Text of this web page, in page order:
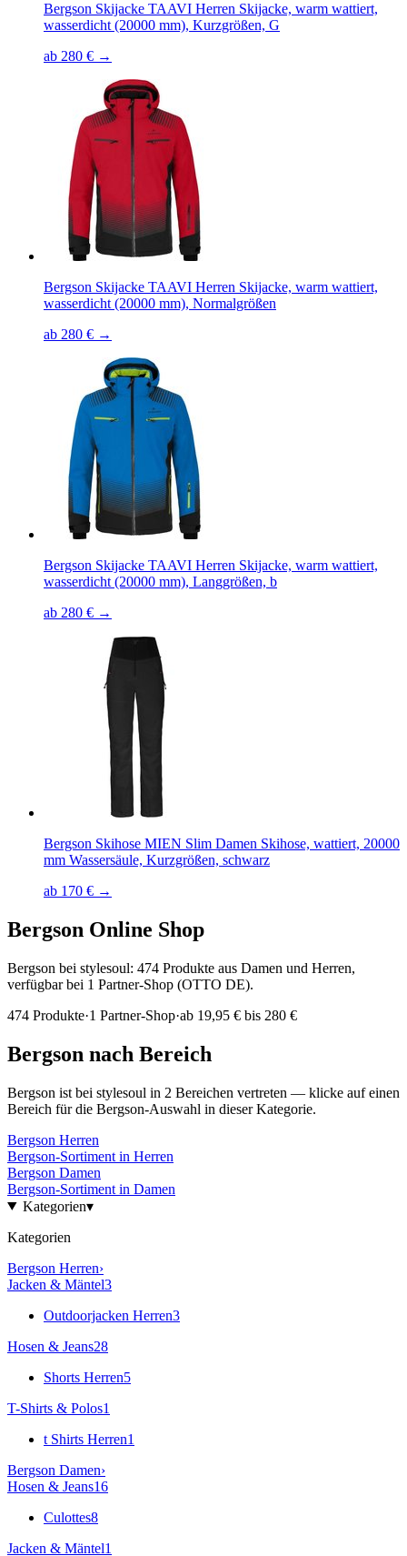
Bergson Skijacke TAAVI Herren Skijacke, warm wattiert,
wasserdicht (20000 mm), Kurzgrößen, G
ab 280 € →
Bergson Skijacke TAAVI Herren Skijacke, warm wattiert,
wasserdicht (20000 mm), Normalgrößen
ab 280 € →
Bergson Skijacke TAAVI Herren Skijacke, warm wattiert,
wasserdicht (20000 mm), Langgrößen, b
ab 280 € →
Bergson Skihose MIEN Slim Damen Skihose, wattiert, 20000
mm Wassersäule, Kurzgrößen, schwarz
ab 170 € →
Bergson Online Shop
Bergson bei stylesoul: 474 Produkte aus Damen und Herren,
verfügbar bei 1 Partner-Shop (OTTO DE).
474 Produkte·1 Partner-Shop·ab 19,95 € bis 280 €
Bergson nach Bereich
Bergson ist bei stylesoul in 2 Bereichen vertreten — klicke auf einen
Bereich für die Bergson-Auswahl in dieser Kategorie.
Bergson Herren
Bergson-Sortiment in Herren
Bergson Damen
Bergson-Sortiment in Damen
Kategorien▾
Kategorien
Bergson Herren›
Jacken & Mäntel3
Outdoorjacken Herren3
Hosen & Jeans28
Shorts Herren5
T-Shirts & Polos1
t Shirts Herren1
Bergson Damen›
Hosen & Jeans16
Culottes8
Jacken & Mäntel1